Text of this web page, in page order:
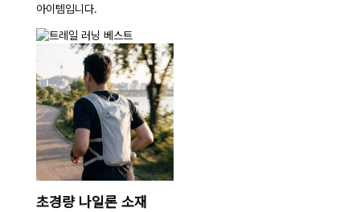
아이템입니다.
초경량 나일론 소재